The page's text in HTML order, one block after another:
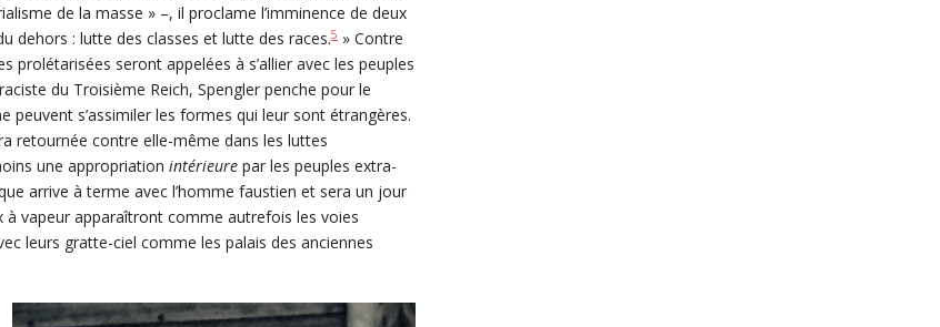
de la masse » –, il proclame l’imminence de deux
dehors : lutte des classes et lutte des races.5 » Contre
seront appelées à s’allier avec les peuples
du Troisième Reich, Spengler penche pour le
s’assimiler les formes qui leur sont étrangères.
retournée contre elle-même dans les luttes
une appropriation intérieure par les peuples extra-
arrive à terme avec l’homme faustien et sera un jour
vapeur apparaîtront comme autrefois les voies
leurs gratte-ciel comme les palais des anciennes